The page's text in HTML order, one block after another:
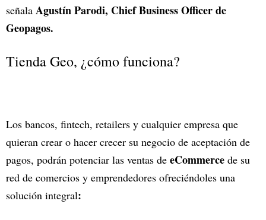
señala Agustín Parodi, Chief Business Officer de
Geopagos.
Tienda Geo, ¿cómo funciona?
Los bancos, fintech, retailers y cualquier empresa que
quieran crear o hacer crecer su negocio de aceptación de
pagos, podrán potenciar las ventas de eCommerce de su
red de comercios y emprendedores ofreciéndoles una
solución integral: